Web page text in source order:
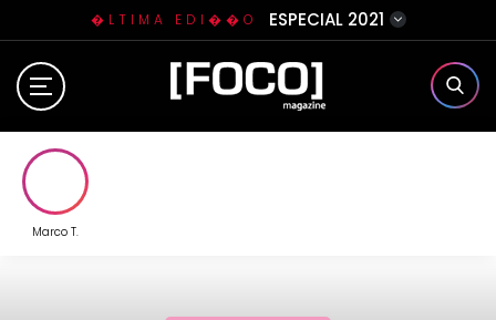
�LTIMA EDI��O ESPECIAL 2021
Home
Marco T.